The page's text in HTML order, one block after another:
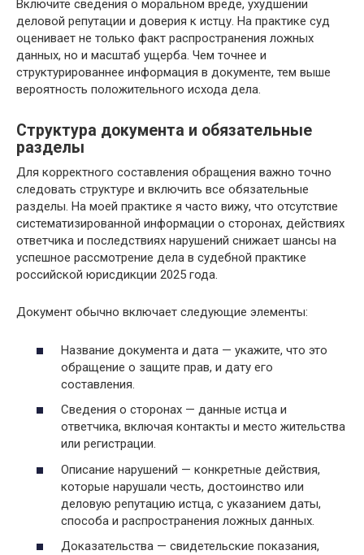
Включите сведения о моральном вреде, ухудшении
деловой репутации и доверия к истцу. На практике суд
оценивает не только факт распространения ложных
данных, но и масштаб ущерба. Чем точнее и
структурированнее информация в документе, тем выше
вероятность положительного исхода дела.
Структура документа и обязательные
разделы
Для корректного составления обращения важно точно
следовать структуре и включить все обязательные
разделы. На моей практике я часто вижу, что отсутствие
систематизированной информации о сторонах, действиях
ответчика и последствиях нарушений снижает шансы на
успешное рассмотрение дела в судебной практике
российской юрисдикции 2025 года.
Документ обычно включает следующие элементы:
Название документа и дата — укажите, что это
обращение о защите прав, и дату его
составления.
Сведения о сторонах — данные истца и
ответчика, включая контакты и место жительства
или регистрации.
Описание нарушений — конкретные действия,
которые нарушали честь, достоинство или
деловую репутацию истца, с указанием даты,
способа и распространения ложных данных.
Доказательства — свидетельские показания,